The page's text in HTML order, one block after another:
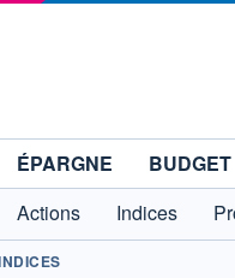
ÉPARGNE BUDGET
Actions Indices